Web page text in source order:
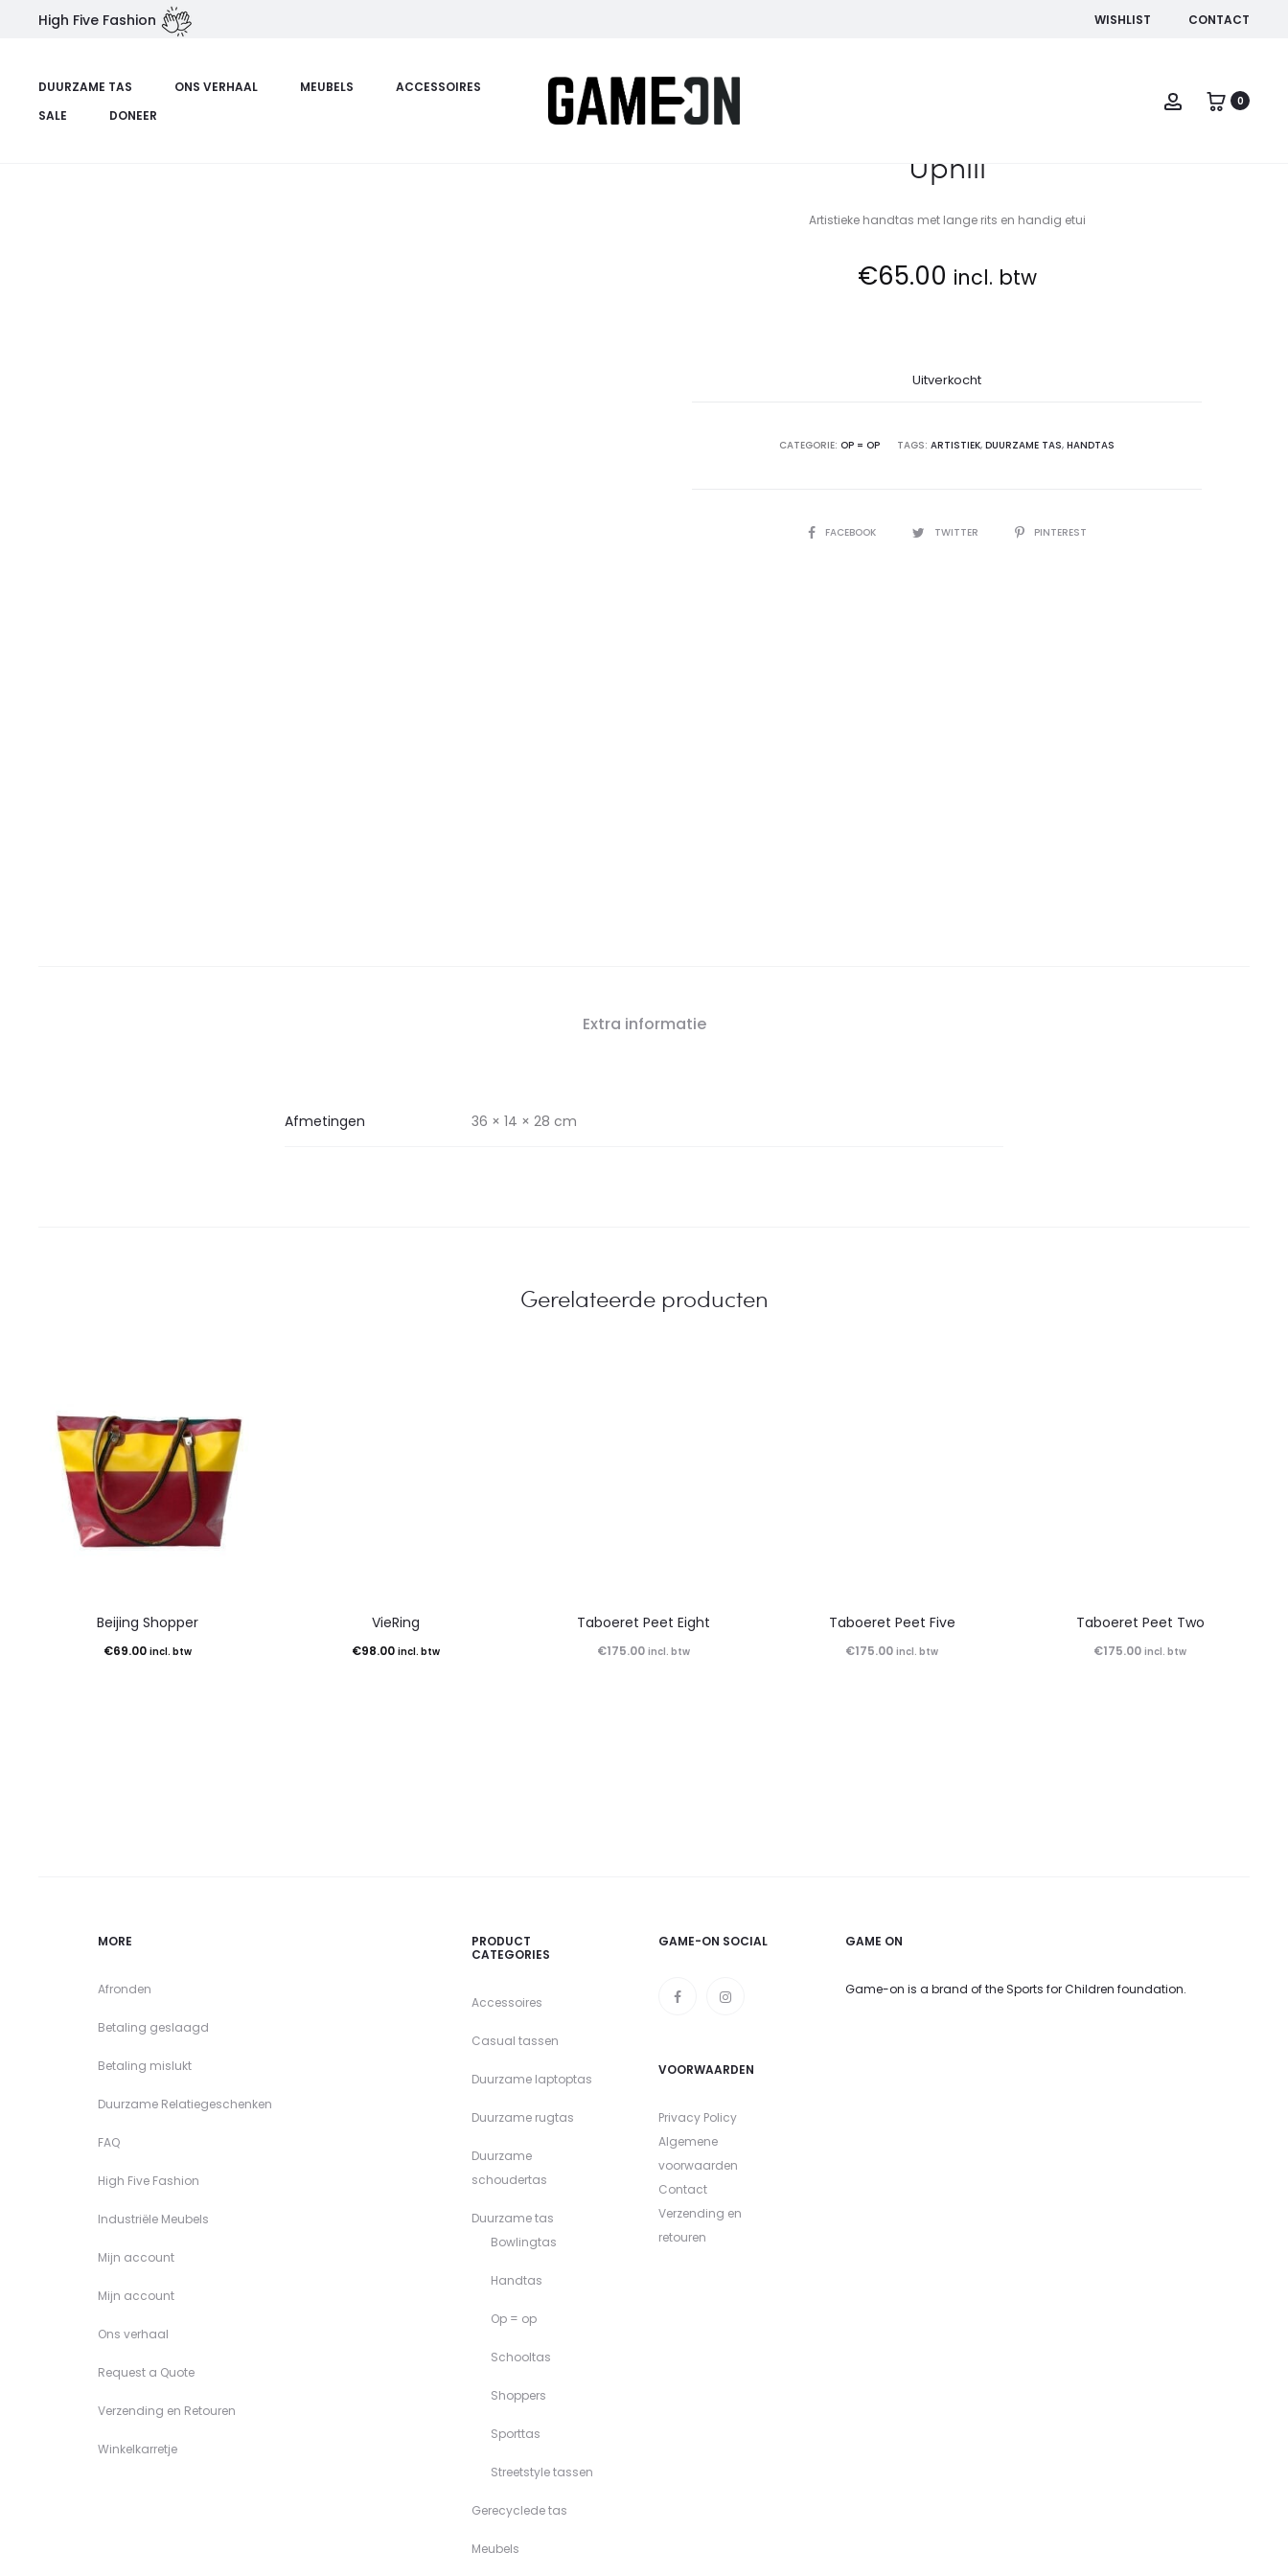
High Five Fashion WISHLIST CONTACT
DUURZAME TAS ONS VERHAAL MEUBELS
ACCESSOIRES
SALE
DONEER
Account0
Uphill
Artistieke handtas met lange rits en handig etui
€65.00 incl. btw
Uitverkocht
CATEGORIE: OP = OP TAGS: ARTISTIEK, DUURZAME TAS, HANDTAS
SHAREFACEBOOK TWITTER PINTEREST
Extra informatie
Afmetingen 36 × 14 × 28 cm
Gerelateerde producten
Beijing Shopper
€69.00 incl. btw
VieRing
€98.00 incl. btw
Taboeret Peet Eight
€175.00 incl. btw
Taboeret Peet Five
€175.00 incl. btw
Taboeret Peet Two
€175.00 incl. btw
MORE
Afronden
Betaling geslaagd
Betaling mislukt
Duurzame Relatiegeschenken
FAQ
High Five Fashion
Industriële Meubels
Mijn account
Mijn account
Ons verhaal
Request a Quote
Verzending en Retouren
Winkelkarretje
PRODUCT
CATEGORIES
Accessoires
Casual tassen
Duurzame laptoptas
Duurzame rugtas
Duurzame
schoudertas
Duurzame tas
Bowlingtas
Handtas
Op = op
Schooltas
Shoppers
Sporttas
Streetstyle tassen
Gerecyclede tas
Meubels
GAME-ON SOCIAL
VOORWAARDEN
Privacy Policy
Algemene
voorwaarden
Contact
Verzending en
retouren
GAME ON
Game-on is a brand of the Sports for Children foundation.